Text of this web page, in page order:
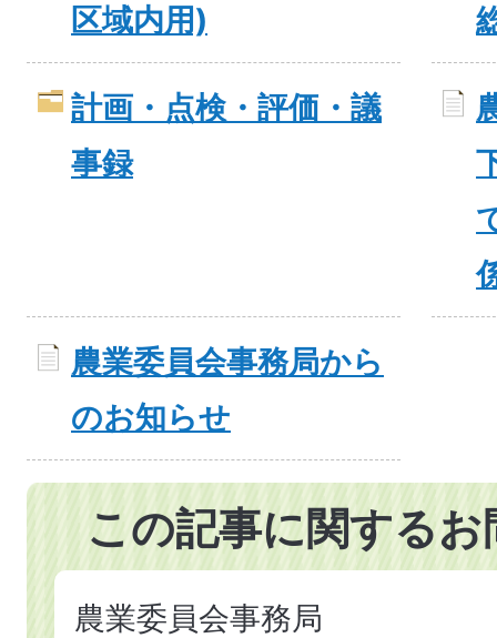
区域内用)
計画・点検・評価・議
事録
農業委員会事務局から
のお知らせ
この記事に関する
農業委員会事務局